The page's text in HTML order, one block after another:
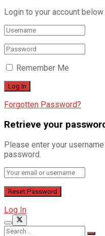
Login to your account below
Remember Me
Forgotten Password?
Retrieve your
Please enter your
password.
Log In